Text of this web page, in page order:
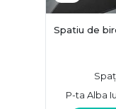
Spatiu de
P-ta Alba